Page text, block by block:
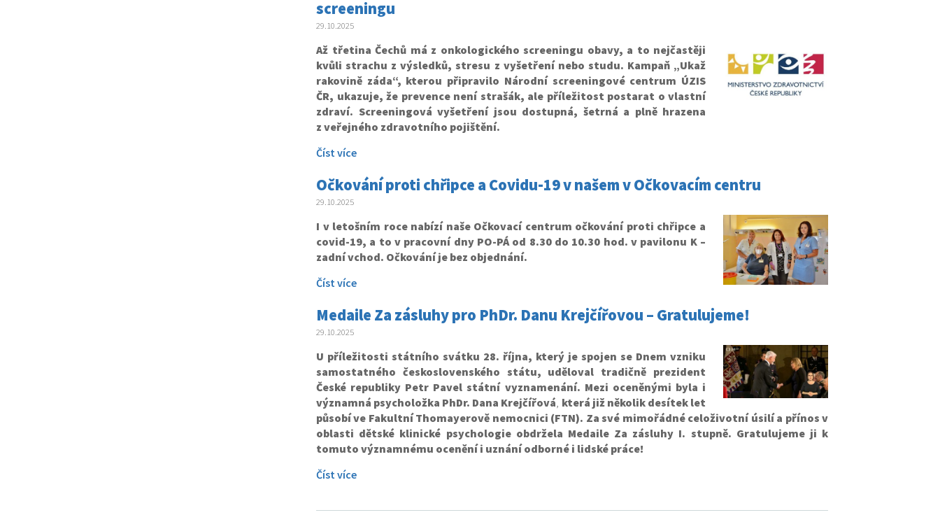
screeningu
29.10.2025
Až třetina Čechů má z onkologického screeningu obavy, a to nejčastěji
kvůli strachu z výsledků, stresu z vyšetření nebo studu. Kampaň „Ukaž
rakovině záda“, kterou připravilo Národní screeningové centrum ÚZIS
ČR, ukazuje, že prevence není strašák, ale příležitost postarat o vlastní
zdraví. Screeningová vyšetření jsou dostupná, šetrná a plně hrazena
z veřejného zdravotního pojištění.
Číst více
Očkování proti chřipce a Covidu-19 v našem v Očkovacím centru
29.10.2025
I v letošním roce nabízí naše Očkovací centrum očkování proti chřipce a
covid-19, a to v pracovní dny PO-PÁ od 8.30 do 10.30 hod. v pavilonu K –
zadní vchod. Očkování je bez objednání.
Číst více
Medaile Za zásluhy pro PhDr. Danu Krejčířovou – Gratulujeme!
29.10.2025
U příležitosti státního svátku 28. října, který je spojen se Dnem vzniku
samostatného československého státu, uděloval tradičně prezident
České republiky Petr Pavel státní vyznamenání. Mezi oceněnými byla i
významná psycholožka PhDr. Dana Krejčířová, která již několik desítek let
působí ve Fakultní Thomayerově nemocnici (FTN). Za své mimořádné celoživotní úsilí a přínos v
oblasti dětské klinické psychologie obdržela Medaile Za zásluhy I. stupně. Gratulujeme ji k
tomuto významnému ocenění i uznání odborné i lidské práce!
Číst více